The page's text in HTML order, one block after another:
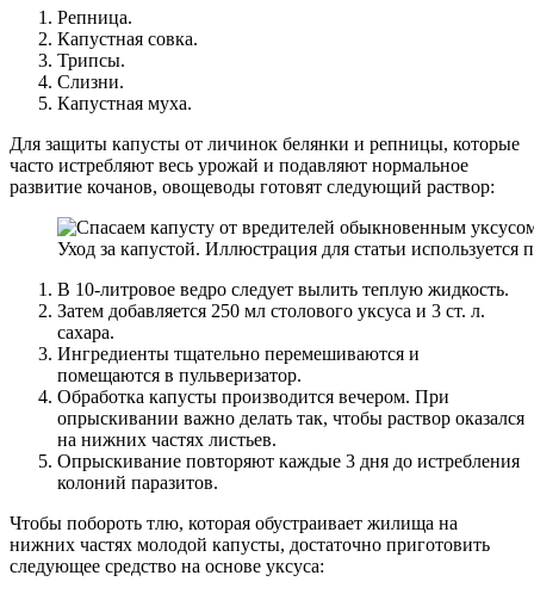
Репница.
Капустная совка.
Трипсы.
Слизни.
Капустная муха.
Для защиты капусты от личинок белянки и репницы, которые
часто истребляют весь урожай и подавляют нормальное
развитие кочанов, овощеводы готовят следующий раствор:
Уход за капустой. Иллюстрация для статьи
В 10-литровое ведро следует вылить теплую жидкость.
Затем добавляется 250 мл столового уксуса и 3 ст. л.
сахара.
Ингредиенты тщательно перемешиваются и
помещаются в пульверизатор.
Обработка капусты производится вечером. При
опрыскивании важно делать так, чтобы раствор оказался
на нижних частях листьев.
Опрыскивание повторяют каждые 3 дня до истребления
колоний паразитов.
Чтобы побороть тлю, которая обустраивает жилища на
нижних частях молодой капусты, достаточно приготовить
следующее средство на основе уксуса: